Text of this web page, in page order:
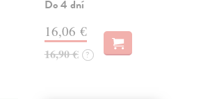
Do 4 dní
16,06 €
16,90 € ?